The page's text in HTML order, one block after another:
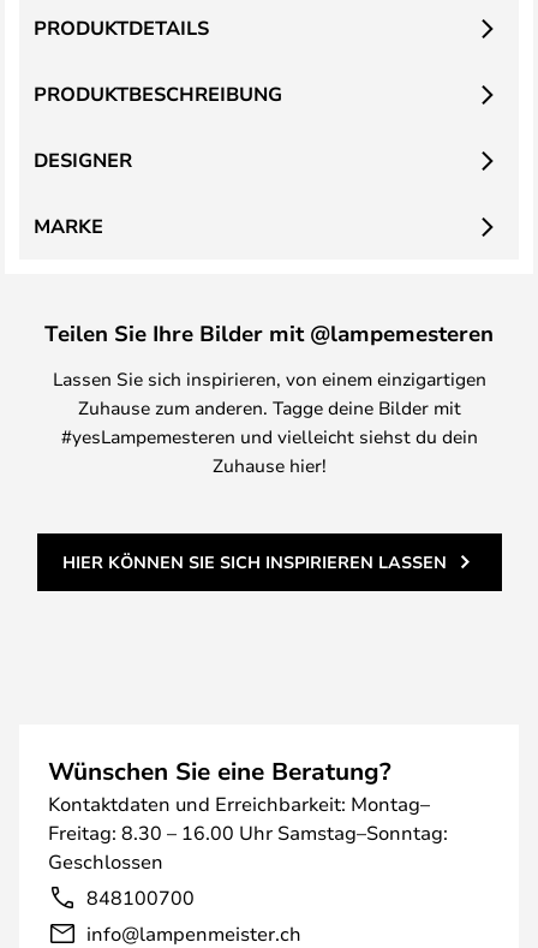
PRODUKTBESCHREIBUNG
PRODUKTDETAILS
DESIGNER
MARKE
Teilen Sie Ihre Bilder mit @lampemesteren
Lassen Sie sich inspirieren, von einem einzigartigen
Zuhause zum anderen. Tagge deine Bilder mit
#yesLampemesteren und vielleicht siehst du dein
Zuhause hier!
HIER KÖNNEN SIE SICH INSPIRIEREN LASSEN
Wünschen Sie eine Beratung?
Kontaktdaten und Erreichbarkeit: Montag–
Freitag: 8.30 – 16.00 Uhr Samstag–Sonntag:
Geschlossen
848100700
info@lampenmeister.ch